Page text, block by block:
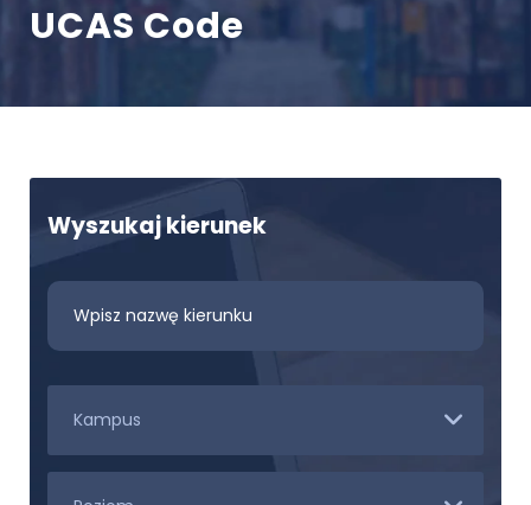
UCAS Code
Wyszukaj kierunek